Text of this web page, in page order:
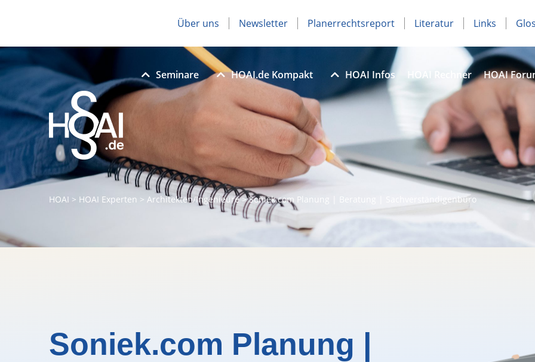
Über uns Newsletter Planerrechtsreport Literatur Links
Seminare HOAI.de Kompakt HOAI Infos HOAI Rechner HOAI
HOAI > HOAI Experten > Architekten/Ingenieure>Soniek.com Planung | Beratung | Sachverständigenbüro
Soniek.com Planung |